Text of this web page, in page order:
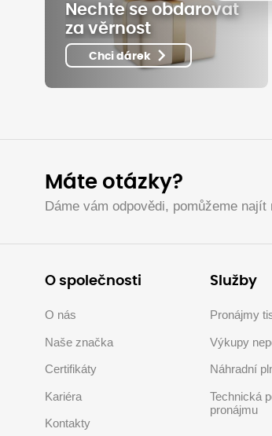
Nechte se obdarovat
za věrnost
Chci dárek
Máte otázky?
Dáme vám odpovědi, pomůžeme
O společnosti
O nás
Naše značka
Certifikáty
Kariéra
Kontakty
Služby
Pronájmy
Výkupy
Náhradní
Technická
pronájmu